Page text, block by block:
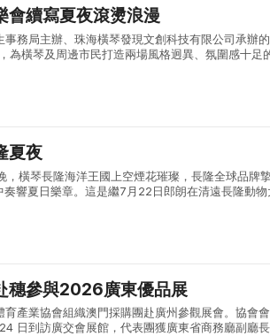
會續寫夏夜滾燙浪漫
務局主辦、珠海橫琴發現文創科技有限公司承辦
橫琴及周邊市民打造兩場風格迥異、氛圍感十足
夏夜
橫琴長隆海洋王國上空煙花璀璨，長隆全球品牌摯
響夏日樂章。這是繼7月22日郎朗在清遠長隆動物
穗參與2026廣東優品展
產業協會組織澳門採購團赴廣州參觀展會。協會會
日到訪廣交會展館，代表團獲廣東省商務廳副廳